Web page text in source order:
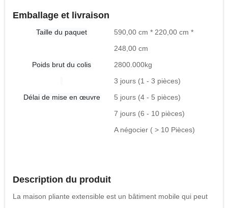
Emballage et livraison
Taille du paquet
590,00 cm * 220,00 cm *
248,00 cm
Poids brut du colis
2800.000kg
Délai de mise en œuvre
3 jours (1 - 3 pièces)
5 jours (4 - 5 pièces)
7 jours (6 - 10 pièces)
A négocier ( > 10 Pièces)
Description du produit
La maison pliante extensible est un bâtiment mobile qui peut